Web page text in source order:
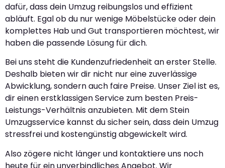
dafür, dass dein Umzug reibungslos und effizient
abläuft. Egal ob du nur wenige Möbelstücke oder dein
komplettes Hab und Gut transportieren möchtest, wir
haben die passende Lösung für dich.
Bei uns steht die Kundenzufriedenheit an erster Stelle.
Deshalb bieten wir dir nicht nur eine zuverlässige
Abwicklung, sondern auch faire Preise. Unser Ziel ist es,
dir einen erstklassigen Service zum besten Preis-
Leistungs-Verhältnis anzubieten. Mit dem Stein
Umzugsservice kannst du sicher sein, dass dein Umzug
stressfrei und kostengünstig abgewickelt wird.
Also zögere nicht länger und kontaktiere uns noch
heute für ein unverbindliches Angebot. Wir